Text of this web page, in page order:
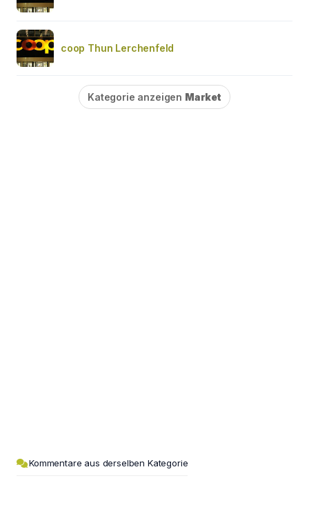
coop Thun Lerchenfeld
Kategorie anzeigen Market
Kommentare aus derselben Kategorie